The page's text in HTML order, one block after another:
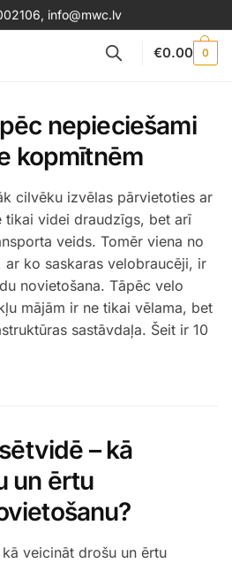
, info@mwc.lv
€0.00 0
nepieciešami
kopmītnēm
cilvēku izvēlas pārvietoties ar
tikai videi draudzīgs, bet arī
veids. Tomēr viena no
ar ko saskaras velobraucēji, ir
novietošana. Tāpēc velo
mājām ir ne tikai vēlama, bet
sastāvdaļa. Šeit ir 10
– kā
un ērtu
veicināt drošu un ērtu